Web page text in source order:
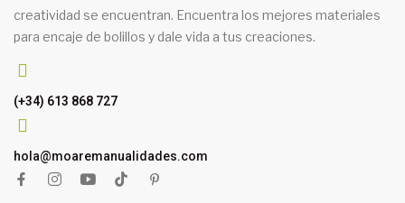
creatividad se encuentran. Encuentra los mejores materiales
para encaje de bolillos y dale vida a tus creaciones.
(+34) 613 868 727
hola@moaremanualidades.com